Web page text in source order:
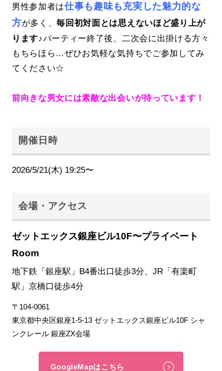
男性参加者は仕事も趣味も充実した魅力的な
方が多く、毎回初対面とは思えないほど盛り上が
ります♪パーティー終了後、二次会に出掛ける方々
もちらほら…ぜひお気軽な気持ちでご参加してみ
てください☆
前向きな男女には素敵な出会いが待っています！
開催日時
2026/5/21(木) 19:25〜
会場・アクセス
ゼットエックス銀座ビル10F〜プライベート
Room
地下鉄「銀座駅」B4番出口徒歩3分、JR「有楽町
駅」京橋口徒歩4分
〒104-0061
東京都中央区銀座1-5-13 ゼットエックス銀座ビル10F シャ
ンクレール 銀座ZX会場
GoogleMapはこちら